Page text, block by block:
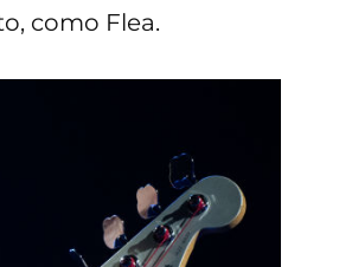
como Flea.